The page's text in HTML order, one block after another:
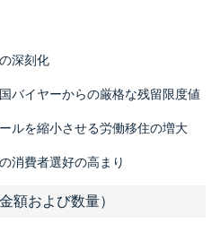
深刻化
バイヤーからの厳格な残留限度値
ルを縮小させる労働移住の増大
消費者選好の高まり
額および数量）